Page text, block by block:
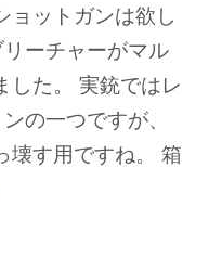
ョットガンは欲し
ーチャーがマル
した。 実銃ではレ
の一つですが、
壊す用ですね。 箱